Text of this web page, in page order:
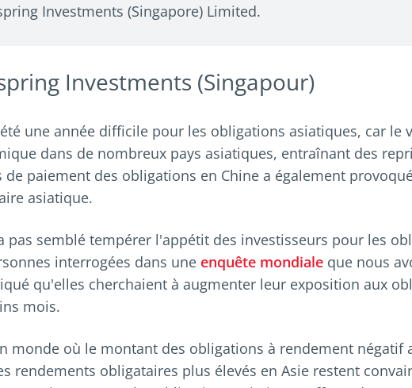
Investments (Singapore) Limited.
Investments (Singapour)
une année difficile pour les obligations asiatiques, car le
dans de nombreux pays asiatiques, entraînant des
de paiement des obligations en Chine a également
asiatique.
pas semblé tempérer l'appétit des investisseurs pour les
interrogées dans une enquête mondiale que nous
qu'elles cherchaient à augmenter leur exposition aux
mois.
monde où le montant des obligations à rendement négatif
rendements obligataires plus élevés en Asie restent